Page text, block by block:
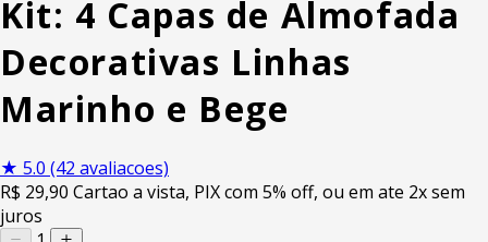
Kit: 4 Capas de Almofada
Decorativas Linhas
Marinho e Bege
★ 5.0 (42 avaliacoes)
R$ 29,90 Cartao a vista, PIX com 5% off, ou em ate 2x sem
juros